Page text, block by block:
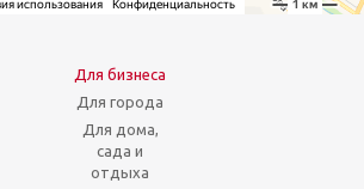
Для бизнеса
Для города
Для дома,
сада и
отдыха